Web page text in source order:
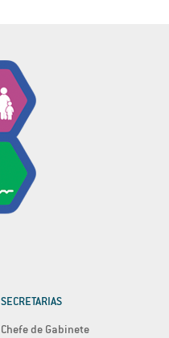
SECRETARIAS
Chefe de Gabinete